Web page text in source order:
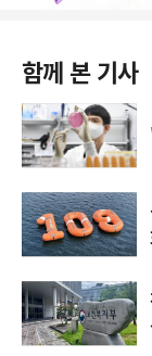
함께 본 기사